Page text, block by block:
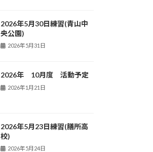
2026年5月30日練習(青山中
央公園)
2026年5月31日
2026年 10月度 活動予定
2026年1月21日
2026年5月23日練習(膳所高
校)
2026年5月24日